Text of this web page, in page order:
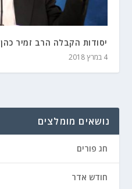
יסודות הקבלה הרב זמיר כהן
4 במרץ 2018
נושאים מומלצים
חג פורים
חודש אדר